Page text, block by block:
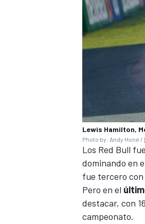
Lewis Hamilton,
Photo by: Andy Hone /
Los Red Bull
dominando en
fue tercero con
Pero en el
destacar, con
campeonato.